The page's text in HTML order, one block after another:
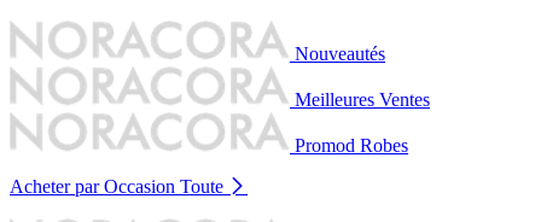
Nouveautés
Meilleures Ventes
Promod Robes
Acheter par Occasion Toute